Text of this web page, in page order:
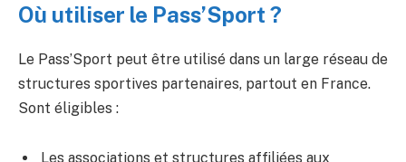
Où utiliser le Pass’Sport ?
Le Pass’Sport peut être utilisé dans un large réseau de
structures sportives partenaires, partout en France.
Sont éligibles :
Les associations et structures affiliées aux